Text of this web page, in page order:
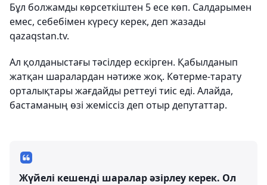
Бұл болжамды көрсеткіштен 5 есе көп. Салдарымен
емес, себебімен күресу керек, деп жазады
qazaqstan.tv.
Ал қолданыстағы тәсілдер ескірген. Қабылданып
жатқан шаралардан нәтиже жоқ. Көтерме-тарату
орталықтары жағдайды реттеуі тиіс еді. Алайда,
бастаманың өзі жеміссіз деп отыр депутаттар.
Жүйелі кешенді шаралар әзірлеу керек. Ол